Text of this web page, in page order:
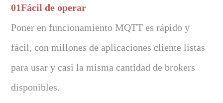
01Fácil de operar
Poner en funcionamiento MQTT es rápido y
fácil, con millones de aplicaciones cliente listas
para usar y casi la misma cantidad de brokers
disponibles.